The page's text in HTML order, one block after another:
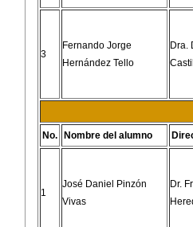
3
Fernando Jorge
Hernández Tello
Dra.
No. Nombre del alumno
1
José Daniel Pinzón
Vivas
Dr.